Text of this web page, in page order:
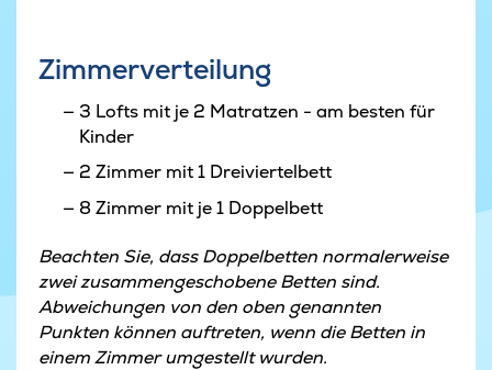
Zimmerverteilung
3 Lofts mit je 2 Matratzen - am besten für
Kinder
2 Zimmer mit 1 Dreiviertelbett
8 Zimmer mit je 1 Doppelbett
Beachten Sie, dass Doppelbetten normalerweise
zwei zusammengeschobene Betten sind.
Abweichungen von den oben genannten
Punkten können auftreten, wenn die Betten in
einem Zimmer umgestellt wurden.